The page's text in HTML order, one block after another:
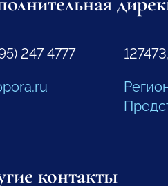
247 4777
контакты